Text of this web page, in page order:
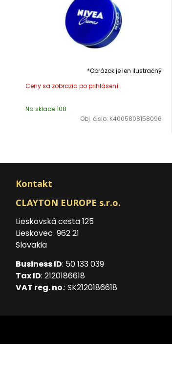
*Obrázok je len ilustračný
Na sklade 108
Obj. čislo: K4005808158096
Kontakt
CLAYTON EUROPE s.r.o.
Lieskovská cesta 125
Lieskovec 962 21
Slovakia
Business ID: 50 133 039
Tax ID: 2120186618
VAT reg. no.: SK2120186618